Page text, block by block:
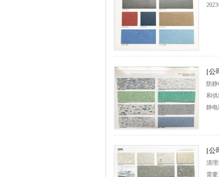
[公
防
和
静
[公
清
需